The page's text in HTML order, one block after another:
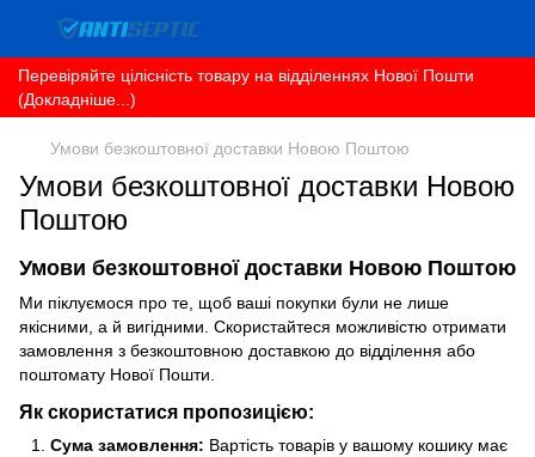
Перевіряйте цілісність товару на відділеннях Нової Пошти
(Докладніше...)
Умови безкоштовної доставки Новою Поштою
Умови безкоштовної доставки Новою
Поштою
Умови безкоштовної доставки Новою Поштою
Ми піклуємося про те, щоб ваші покупки були не лише
якісними, а й вигідними. Скористайтеся можливістю отримати
замовлення з безкоштовною доставкою до відділення або
поштомату Нової Пошти.
Як скористатися пропозицією:
Сума замовлення: Вартість товарів у вашому кошику має